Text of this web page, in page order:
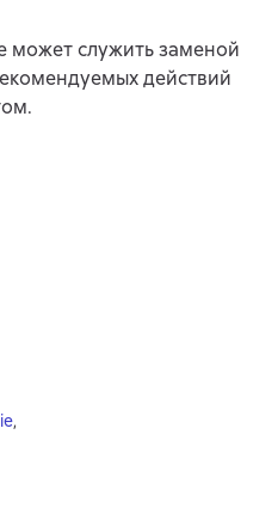
может служить заменой
действий
,